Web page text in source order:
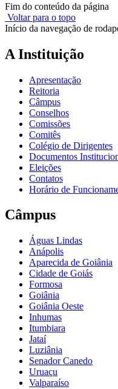
Fim do conteúdo da página
Voltar para o topo
Início da navegação de
A Instituição
Apresentação
Reitoria
Câmpus
Conselhos
Comissões
Comitês
Colégio de Dirigentes
Documentos
Eleições
Contatos
Horário de
Câmpus
Águas Lindas
Anápolis
Aparecida de Goiânia
Cidade de Goiás
Formosa
Goiânia
Goiânia Oeste
Inhumas
Itumbiara
Jataí
Luziânia
Senador Canedo
Uruaçu
Valparaíso